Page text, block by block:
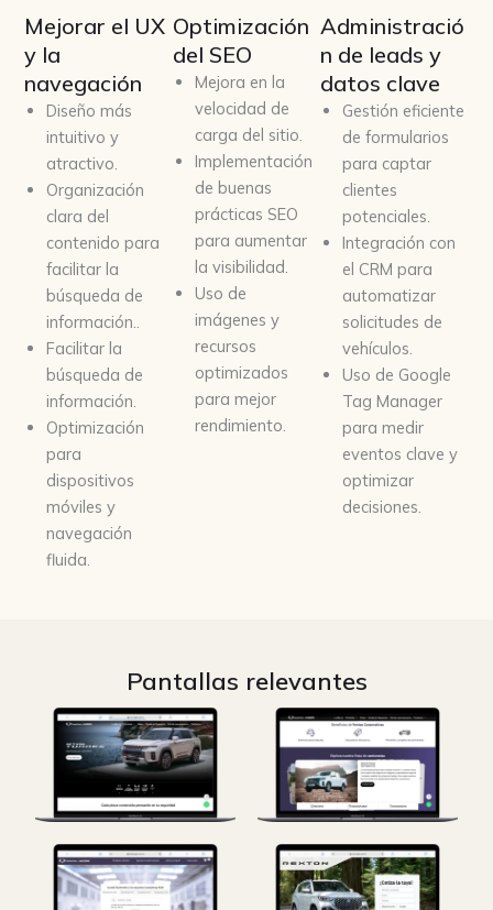
Mejorar el UX
y la
navegación
Diseño más
intuitivo y
atractivo.
Organización
clara del
contenido para
facilitar la
búsqueda de
información..
Facilitar la
búsqueda de
información.
Optimización
para
dispositivos
móviles y
navegación
fluida.
Optimización
del SEO
Mejora en la
velocidad de
carga del sitio.
Implementación
de buenas
prácticas SEO
para aumentar
la visibilidad.
Uso de
imágenes y
recursos
optimizados
para mejor
rendimiento.
Administració
n de leads y
datos clave
Gestión eficiente
de formularios
para captar
clientes
potenciales.
Integración con
el CRM para
automatizar
solicitudes de
vehículos.
Uso de Google
Tag Manager
para medir
eventos clave y
optimizar
decisiones.
Pantallas relevantes